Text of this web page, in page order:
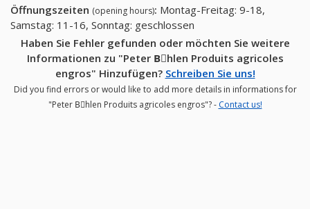
Öffnungszeiten (opening hours): Montag-Freitag: 9-18,
Samstag: 11-16, Sonntag: geschlossen
Haben Sie Fehler gefunden oder möchten Sie weitere
Informationen zu "Peter Bِhlen Produits agricoles
engros" Hinzufügen? Schreiben Sie uns!
Did you find errors or would like to add more details in informations for
"Peter Bِhlen Produits agricoles engros"? - Contact us!